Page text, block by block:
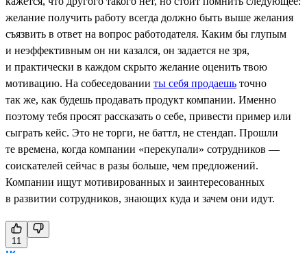
желание получить работу всегда должно быть выше желания
съязвить в ответ на вопрос работодателя. Каким бы глупым
и неэффективным он ни казался, он задается не зря,
и практически в каждом скрыто желание оценить твою
мотивацию. На собеседовании ты себя продаешь точно
так же, как будешь продавать продукт компании. Именно
поэтому тебя просят рассказать о себе, привести пример или
сыграть кейс. Это не торги, не баттл, не стендап. Прошли
те времена, когда компании «перекупали» сотрудников —
соискателей сейчас в разы больше, чем предложений.
Компании ищут мотивированных и заинтересованных
в развитии сотрудников, знающих куда и зачем они идут.
11